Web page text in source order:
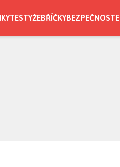
TESTYŽEBŘÍČKYBEZPEČNOST